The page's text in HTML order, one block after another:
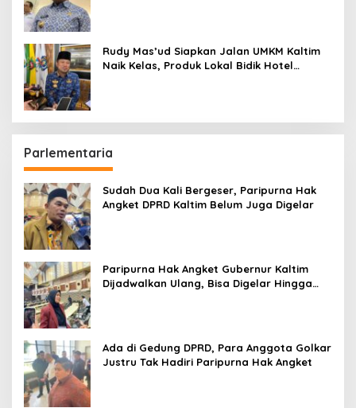
Rudy Mas’ud Siapkan Jalan UMKM Kaltim
Naik Kelas, Produk Lokal Bidik Hotel
Parlementaria
Sudah Dua Kali Bergeser, Paripurna Hak
Angket DPRD Kaltim Belum Juga Digelar
Paripurna Hak Angket Gubernur Kaltim
Dijadwalkan Ulang, Bisa Digelar Hingga
Ada di Gedung DPRD, Para Anggota Golkar
Justru Tak Hadiri Paripurna Hak Angket